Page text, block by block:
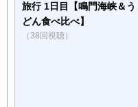
旅行 1日目【鳴門海峡＆う
どん食べ比べ】
（38回視聴）